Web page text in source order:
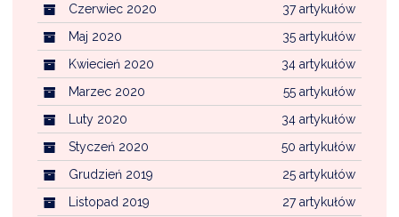
37 artykułów
Czerwiec 2020
35 artykułów
Maj 2020
34 artykułów
Kwiecień 2020
55 artykułów
Marzec 2020
34 artykułów
Luty 2020
50 artykułów
Styczeń 2020
25 artykułów
Grudzień 2019
27 artykułów
Listopad 2019